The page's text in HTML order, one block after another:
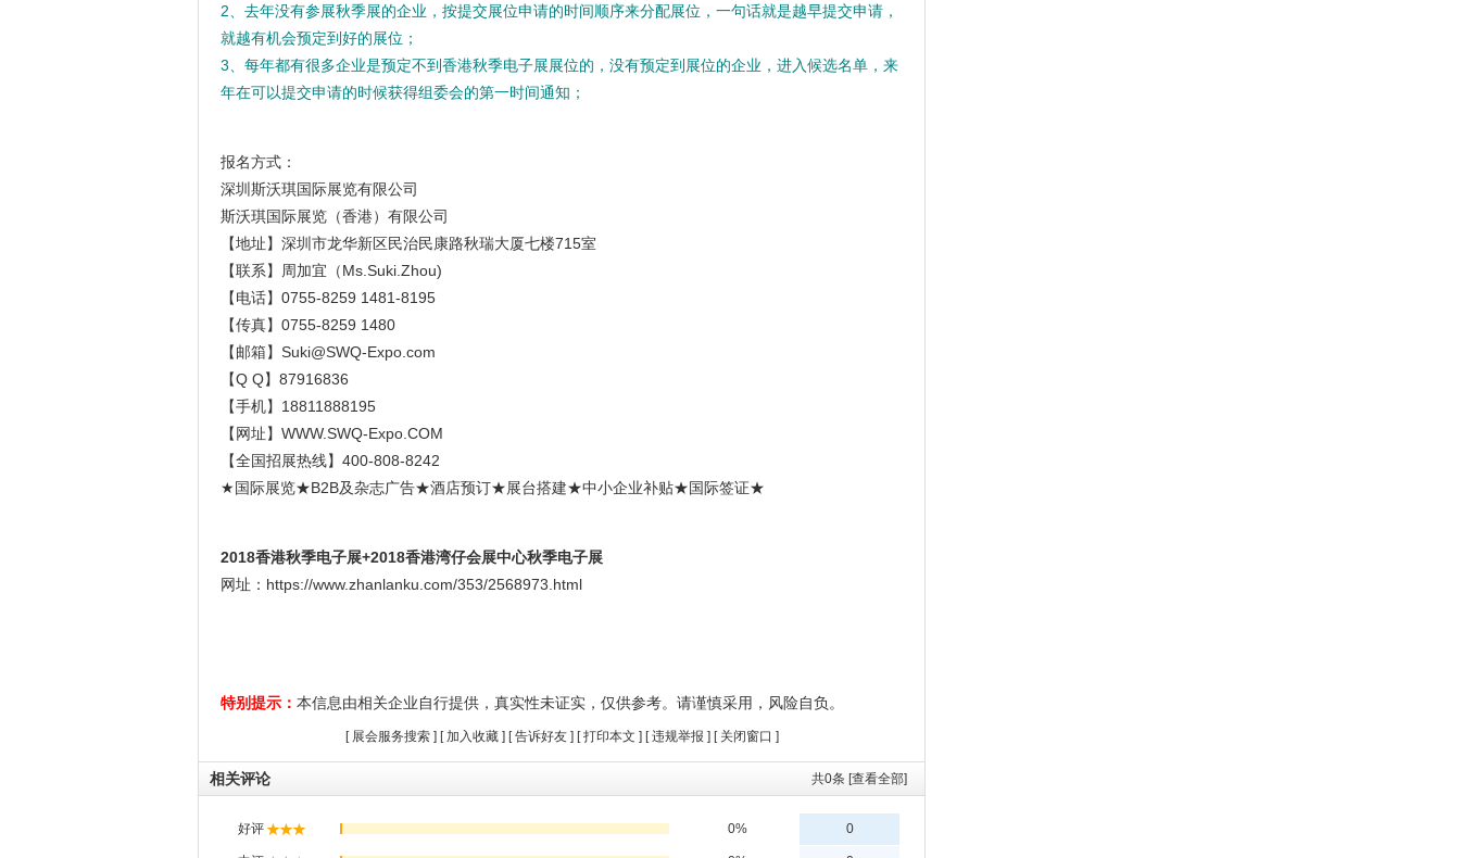
2、去年没有参展秋季展的企业，按提交展位申请的时间顺序来分配展位，一句话就是越早提交申请，
就越有机会预定到好的展位；
3、每年都有很多企业是预定不到香港秋季电子展展位的，没有预定到展位的企业，进入候选名单，来
年在可以提交申请的时候获得组委会的第一时间通知；
报名方式：
深圳斯沃琪国际展览有限公司
斯沃琪国际展览（香港）有限公司
【地址】深圳市龙华新区民治民康路秋瑞大厦七楼715室
【联系】周加宜（Ms.Suki.Zhou)
【电话】0755-8259 1481-8195
【传真】0755-8259 1480
【邮箱】Suki@SWQ-Expo.com
【Q Q】87916836
【手机】18811888195
【网址】WWW.SWQ-Expo.COM
【全国招展热线】400-808-8242
★国际展览★B2B及杂志广告★酒店预订★展台搭建★中小企业补贴★国际签证★
2018香港秋季电子展+2018香港湾仔会展中心秋季电子展
网址：https://www.zhanlanku.com/353/2568973.html
特别提示： 本信息由相关企业自行提供，真实性未证实，仅供参考。请谨慎采用，风险自负。
[ 展会服务搜索] [加入收藏] [告诉好友] [打印本文 ] [违规举报 ] [ 关闭窗口 ]
共0条 [查看全部]
相关评论